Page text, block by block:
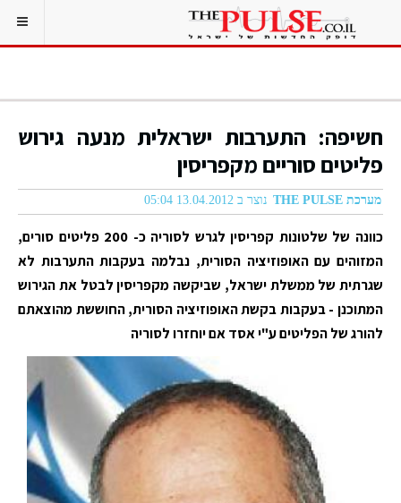
חשיפה: התערבות ישראלית מנעה גירוש
פליטים סוריים מקפריסין
מערכת THE PULSE נוצר ב 13.04.2012 05:04
כוונה של שלטונות קפריסין לגרש לסוריה כ- 200 פליטים סורים,
המזוהים עם האופוזיציה הסורית, נבלמה בעקבות התערבות לא
שגרתית של ממשלת ישראל, שביקשה מקפריסין לבטל את הגירוש
המתוכנן - בעקבות בקשת האופוזיציה הסורית, החוששת מהוצאתם
להורג של הפליטים ע"י אסד אם יוחזרו לסוריה